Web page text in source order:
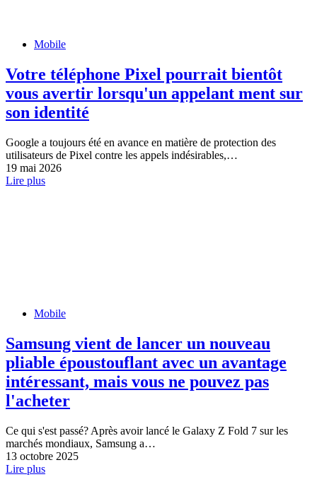
Mobile
Votre téléphone Pixel pourrait bientôt
vous avertir lorsqu'un appelant ment sur
son identité
Google a toujours été en avance en matière de protection des
utilisateurs de Pixel contre les appels indésirables,…
19 mai 2026
Lire plus
Mobile
Samsung vient de lancer un nouveau
pliable époustouflant avec un avantage
intéressant, mais vous ne pouvez pas
l'acheter
Ce qui s'est passé? Après avoir lancé le Galaxy Z Fold 7 sur les
marchés mondiaux, Samsung a…
13 octobre 2025
Lire plus